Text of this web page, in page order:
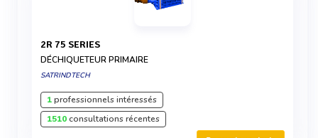
2R 75 SERIES
DÉCHIQUETEUR PRIMAIRE
SATRINDTECH
1professionnels intéressés
1510consultations récentes